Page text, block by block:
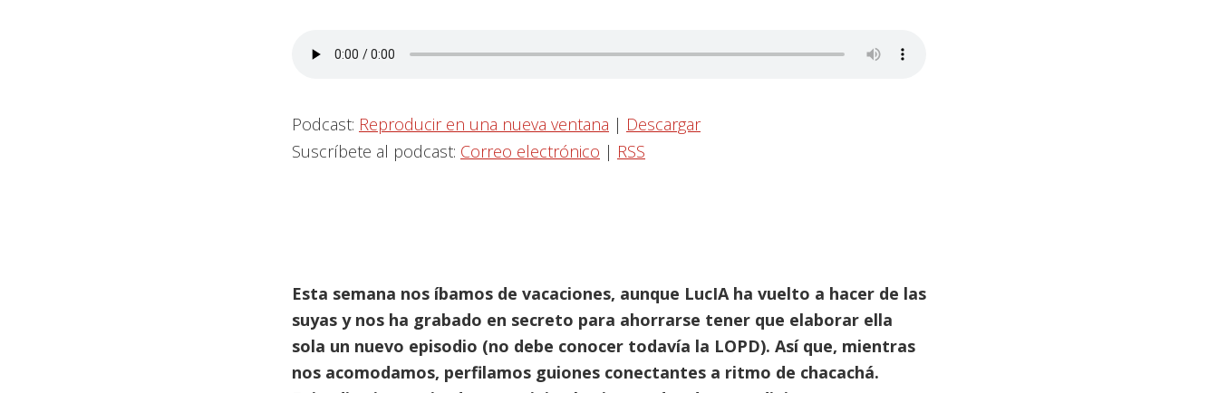
Podcast: Reproducir en una nueva ventana | Descargar
Suscríbete al podcast: Correo electrónico | RSS
Esta semana nos íbamos de vacaciones, aunque LucIA ha vuelto a hacer de las
suyas y nos ha grabado en secreto para ahorrarse tener que elaborar ella
sola un nuevo episodio (no debe conocer todavía la LOPD). Así que, mientras
nos acomodamos, perfilamos guiones conectantes a ritmo de chacachá.